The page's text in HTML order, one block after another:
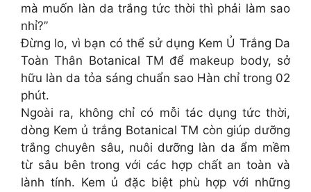
mà muốn làn da trắng tức thời thì phải làm sao
nhỉ?”
Đừng lo, vì bạn có thể sử dụng Kem Ủ Trắng Da
Toàn Thân Botanical TM để makeup body, sở
hữu làn da tỏa sáng chuẩn sao Hàn chỉ trong 02
phút.
Ngoài ra, không chỉ có mỗi tác dụng tức thời,
dòng Kem ủ trắng Botanical TM còn giúp dưỡng
trắng chuyên sâu, nuôi dưỡng làn da ẩm mềm
từ sâu bên trong với các hợp chất an toàn và
lành tính. Kem ủ đặc biệt phù hợp với những